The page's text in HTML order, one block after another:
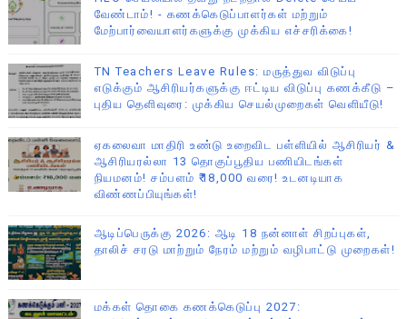
வேண்டாம்! - கணக்கெடுப்பாளர்கள் மற்றும்
மேற்பார்வையாளர்களுக்கு முக்கிய எச்சரிக்கை!
TN Teachers Leave Rules: மருத்துவ விடுப்பு
எடுக்கும் ஆசிரியர்களுக்கு ஈட்டிய விடுப்பு கணக்கீடு –
புதிய தெளிவுரை: முக்கிய செயல்முறைகள் வெளியீடு!
ஏகலைவா மாதிரி உண்டு உறைவிட பள்ளியில் ஆசிரியர் &
ஆசிரியரல்லா 13 தொகுப்பூதிய பணியிடங்கள்
நியமனம்! சம்பளம் ₹18,000 வரை! உடனடியாக
விண்ணப்பியுங்கள்!
ஆடிப்பெருக்கு 2026: ஆடி 18 நன்னாள் சிறப்புகள்,
தாலிச் சரடு மாற்றும் நேரம் மற்றும் வழிபாட்டு முறைகள்!
மக்கள் தொகை கணக்கெடுப்பு 2027: